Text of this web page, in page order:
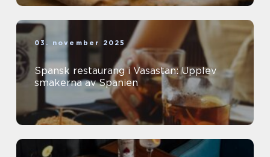
03. november 2025
Spansk restaurang i Vasastan: Upplev
smakerna av Spanien